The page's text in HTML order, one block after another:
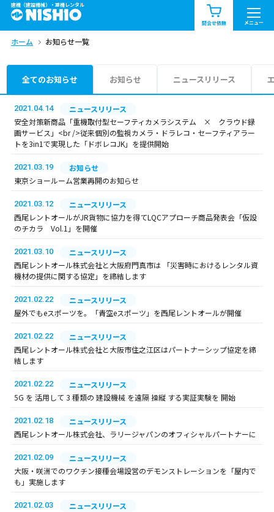
建機（建設機械）・重機レンタル
問合せ依頼 メニュー
商品一覧 お知らせ一覧
問合せ依頼リスト
エリア情報を見る
中部 関西 中国・四国
九州・沖縄（外部）
ホーム お知らせ一覧
全てのお知らせ お知らせ ニュースリリース
2021.04.14
ニュースリリース
安全対策新商品「重機取付型セーフティカメラシステム × クラウド録
画サービス」<br />従来個別の監視カメラ・ドラレコ・セーフティアラー
トを3in1で実現した「ドボレコJK」を提供開始
2021.03.19
お知らせ
東京ショールーム営業再開のお知らせ
2021.03.12
ニュースリリース
西尾レントオールがJR貨物に協力を得てLQCアプローチ商品発表会「仮設
のチカラ Vol.1」を開催
2021.03.10
ニュースリリース
西尾レントオール株式会社と大阪府門真市は 「災害時におけるレンタル資
機材の提供に関する協定」を締結します
2021.02.22
ニュースリリース
屋外でもeスポーツを。「青空eスポーツ」を西尾レントオールが開催
2021.02.22
ニュースリリース
西尾レントオール株式会社と大阪市住之江区はパートナーシップ協定を締
結します
2021.02.22
ニュースリリース
5G を 活用して 3 種類の 建設機械 を遠隔 操縦 する実証実験を 開始
2021.02.18
ニュースリリース
西尾レントオール株式会社、ラリージャパンのオフィシャルパートナーに
2021.02.09
ニュースリリース
大阪・咲洲でのワクチン接種会場設営のデモンストレーションを「屋内で
も」実施します
2021.02.03
ニュースリリース